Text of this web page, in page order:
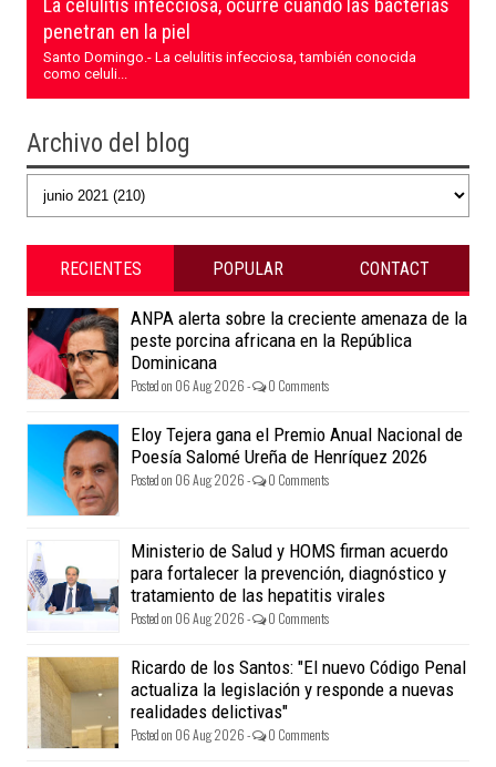
penetran en la piel
Santo Domingo.- La celulitis infecciosa, también conocida
como celuli...
Archivo del blog
RECIENTES POPULAR CONTACT
ANPA alerta sobre la creciente amenaza de la
peste porcina africana en la República
Dominicana
Posted on 06 Aug 2026 - 0 Comments
Eloy Tejera gana el Premio Anual Nacional de
Poesía Salomé Ureña de Henríquez 2026
Posted on 06 Aug 2026 - 0 Comments
Ministerio de Salud y HOMS firman acuerdo
para fortalecer la prevención, diagnóstico y
tratamiento de las hepatitis virales
Posted on 06 Aug 2026 - 0 Comments
Ricardo de los Santos: "El nuevo Código Penal
actualiza la legislación y responde a nuevas
realidades delictivas"
Posted on 06 Aug 2026 - 0 Comments